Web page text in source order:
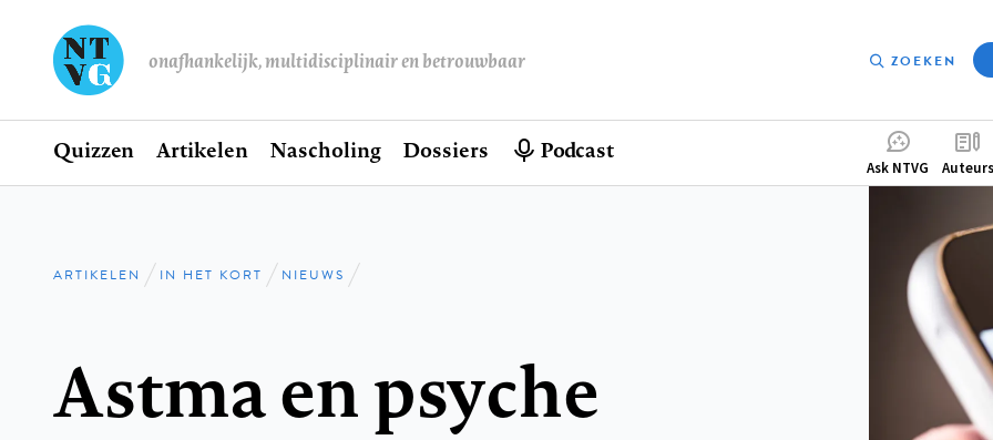
onafhankelijk, multidisciplinair en betrouwbaar ZOEKEN
Hoofdnavigatie
Home
Quizzen Artikelen Nascholing Dossiers Podcast
Ask NTVG Auteurs
Kruimelpad
ARTIKELEN IN HET KORT NIEUWS
Astma en psyche